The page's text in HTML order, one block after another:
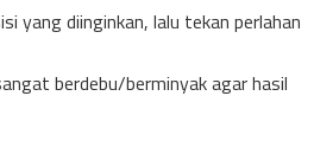
yang diinginkan, lalu tekan perlahan
berdebu/berminyak agar hasil